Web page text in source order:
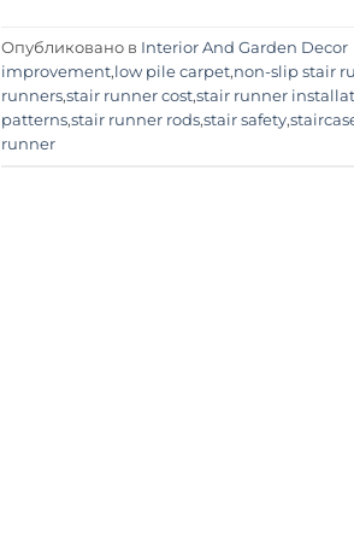
Опубликовано в Interior And Garden Decor
improvement,low pile carpet,non-slip stair
runners,stair runner cost,stair runner
patterns,stair runner rods,stair safety,
runner